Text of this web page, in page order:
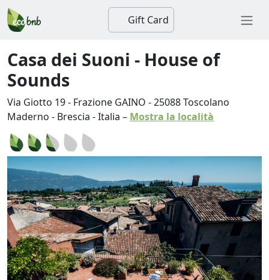
Gift Card
Casa dei Suoni - House of
Sounds
Via Giotto 19 - Frazione GAINO -25088Toscolano
Maderno - Brescia -Italia – Mostra la località